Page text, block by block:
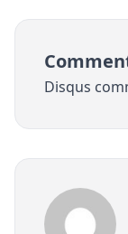
Disqus